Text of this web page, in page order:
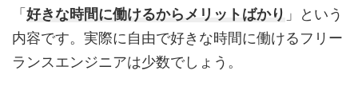
「 好きな時間に働けるからメリットばかり 」という
内容です。実際に自由で好きな時間に働けるフリー
ランスエンジニアは少数でしょう。